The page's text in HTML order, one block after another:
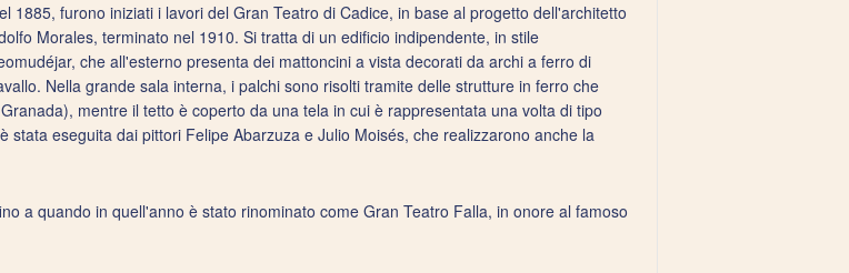
1885, furono iniziati i lavori del Gran Teatro di Cadice, in base al progetto dell'architetto
Morales, terminato nel 1910. Si tratta di un edificio indipendente, in stile
che all'esterno presenta dei mattoncini a vista decorati da archi a ferro di
Nella grande sala interna, i palchi sono risolti tramite delle strutture in ferro che
mentre il tetto è coperto da una tela in cui è rappresentata una volta di tipo
eseguita dai pittori Felipe Abarzuza e Julio Moisés, che realizzarono anche la
a quando in quell'anno è stato rinominato come Gran Teatro Falla, in onore al famoso